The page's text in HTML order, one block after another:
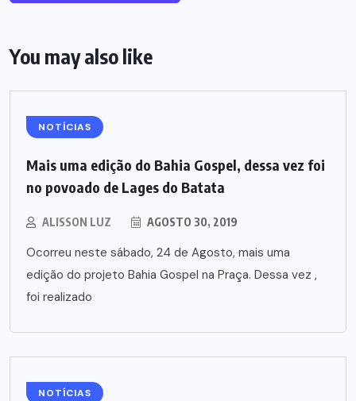
You may also like
NOTÍCIAS
Mais uma edição do Bahia Gospel, dessa vez foi
no povoado de Lages do Batata
ALISSON LUZ AGOSTO 30, 2019
Ocorreu neste sábado, 24 de Agosto, mais uma
edição do projeto Bahia Gospel na Praça. Dessa vez ,
foi realizado
NOTÍCIAS